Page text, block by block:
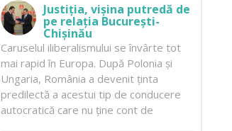
Justiția, vișina putredă de
pe relația București-
Chișinău
Caruselul iliberalismului se învârte tot
mai rapid în Europa. După Polonia și
Ungaria, România a devenit ținta
predilectă a acestui tip de conducere
autocratică care nu ține cont de